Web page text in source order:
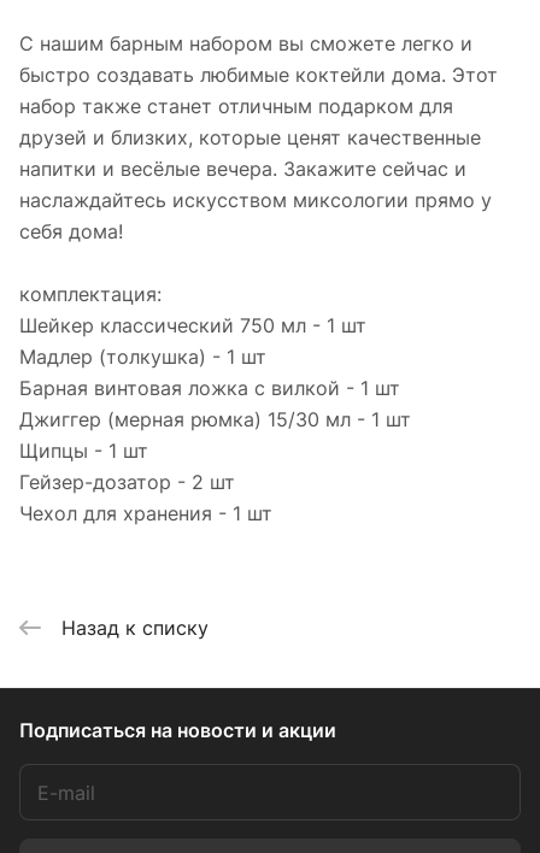
С нашим барным набором вы сможете легко и
быстро создавать любимые коктейли дома. Этот
набор также станет отличным подарком для
друзей и близких, которые ценят качественные
напитки и весёлые вечера. Закажите сейчас и
наслаждайтесь искусством миксологии прямо у
себя дома!
комплектация:
Шейкер классический 750 мл - 1 шт
Мадлер (толкушка) - 1 шт
Барная винтовая ложка с вилкой - 1 шт
Джиггер (мерная рюмка) 15/30 мл - 1 шт
Щипцы - 1 шт
Гейзер-дозатор - 2 шт
Чехол для хранения - 1 шт
Назад к списку
Подписаться на новости и акции